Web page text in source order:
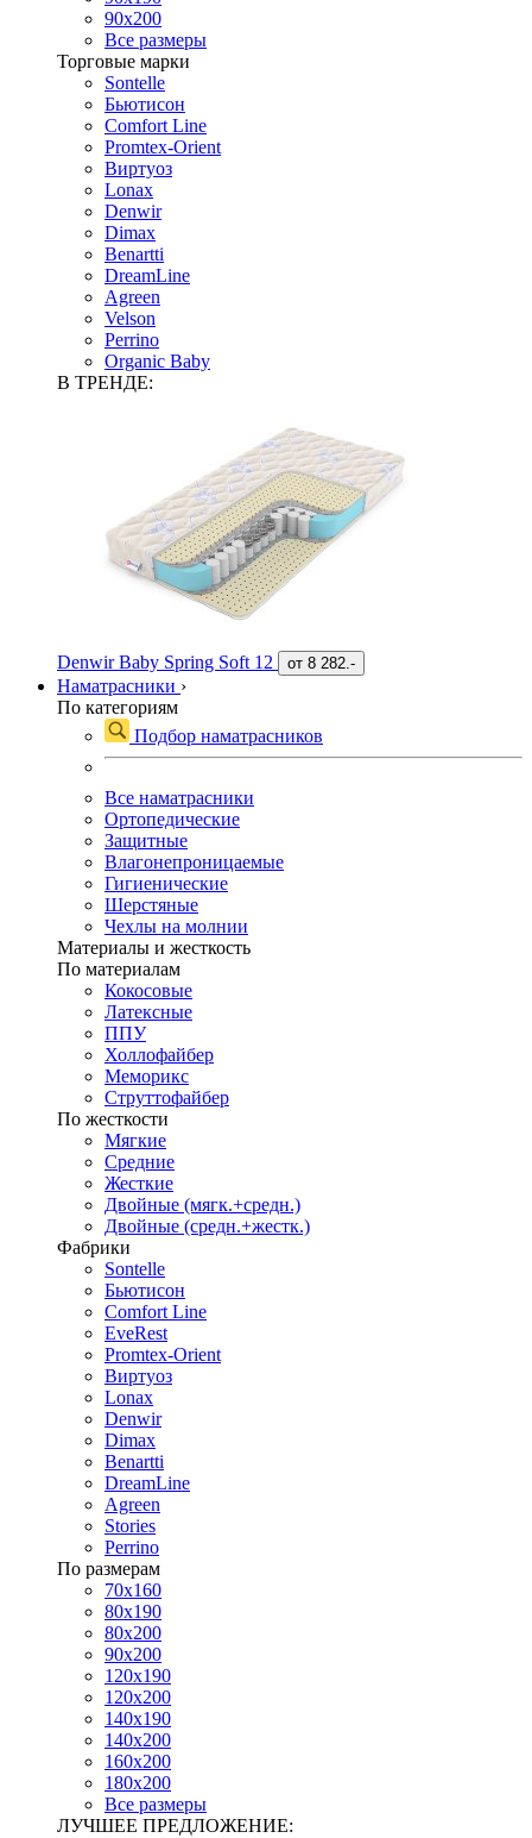
90х200
Все размеры
Торговые марки
Sontelle
Бьютисон
Comfort Line
Promtex-Orient
Виртуоз
Lonax
Denwir
Dimax
Benartti
DreamLine
Agreen
Velson
Perrino
Organic Baby
В ТРЕНДЕ:
Denwir Baby Spring Soft 12 от 8 282.-
Наматрасники ›
По категориям
Подбор наматрасников
Все наматрасники
Ортопедические
Защитные
Влагонепроницаемые
Гигиенические
Шерстяные
Чехлы на молнии
Материалы и жесткость
По материалам
Кокосовые
Латексные
ППУ
Холлофайбер
Меморикс
Струттофайбер
По жесткости
Мягкие
Средние
Жесткие
Двойные (мягк.+средн.)
Двойные (средн.+жестк.)
Фабрики
Sontelle
Бьютисон
Comfort Line
EveRest
Promtex-Orient
Виртуоз
Lonax
Denwir
Dimax
Benartti
DreamLine
Agreen
Stories
Perrino
По размерам
70х160
80х190
80х200
90х200
120х190
120х200
140х190
140х200
160х200
180х200
Все размеры
ЛУЧШЕЕ ПРЕДЛОЖЕНИЕ: